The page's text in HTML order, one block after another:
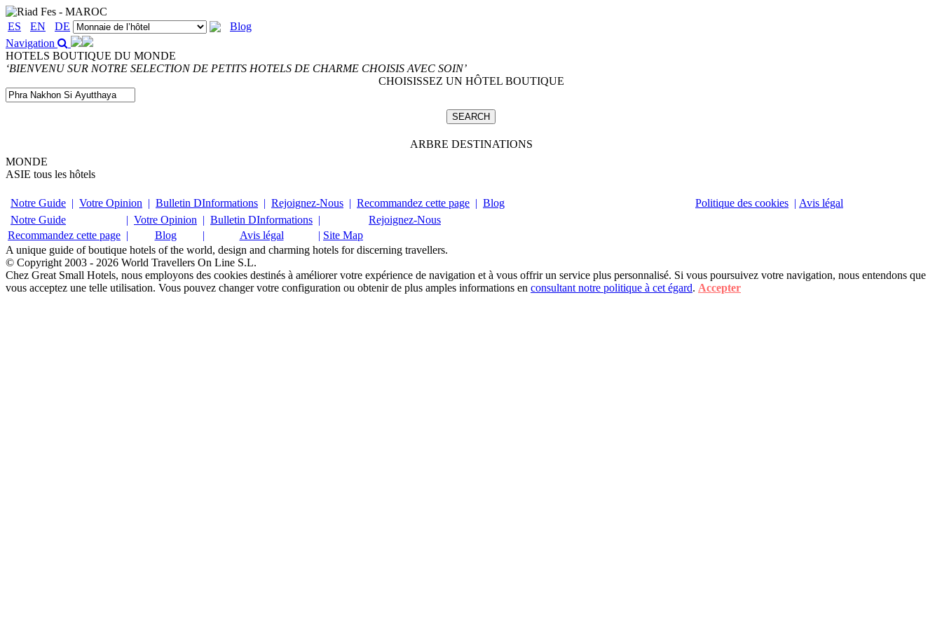
ES EN DE
Blog
Navigation
HOTELS BOUTIQUE DU MONDE
‘BIENVENU SUR NOTRE SELECTION DE PETITS HOTELS DE CHARME CHOISIS AVEC SOIN’
CHOISISSEZ UN HÔTEL BOUTIQUE
ARBRE DESTINATIONS
MONDE
ASIE tous les hôtels
Notre Guide | Votre Opinion | Bulletin DInformations | Rejoignez-Nous | Recommandez cette page | Blog Politique des cookies | Avis légal
Notre Guide
| Votre Opinion | Bulletin DInformations |
Rejoignez-Nous
Recommandez cette page | Blog | Avis légal | Site Map
A unique guide of boutique hotels of the world, design and charming hotels for discerning travellers.
© Copyright 2003 - 2026 World Travellers On Line S.L.
Chez Great Small Hotels, nous employons des cookies destinés à améliorer votre expérience de navigation et à vous offrir un service plus personnalisé. Si vous poursuivez votre navigation, nous entendons que
vous acceptez une telle utilisation. Vous pouvez changer votre configuration ou obtenir de plus amples informations en consultant notre politique à cet égard. Accepter